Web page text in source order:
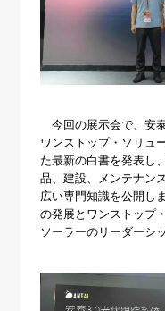
今回の展示会で、安
ワンストップ・ソリュ
た最新の白書を発表し
品、建設、メンテナン
広い専門知識を公開し
の発展とワンストップ
ソーラーのリーダーシ